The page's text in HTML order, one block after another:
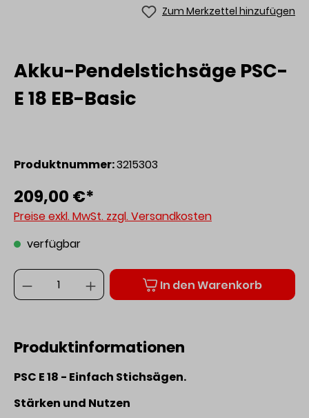
Zum Merkzettel hinzufügen
Akku-Pendelstichsäge PSC-
E 18 EB-Basic
Produktnummer:3215303
209,00 €*
Preise exkl. MwSt. zzgl. Versandkosten
verfügbar
Anzahl
In den Warenkorb
Produktinformationen
PSC E 18 - Einfach Stichsägen.
Stärken und Nutzen